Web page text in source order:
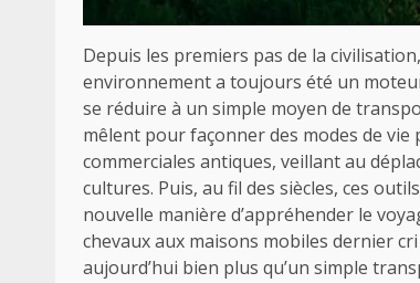
Depuis les premiers pas de la
environnement a toujours été un
se réduire à un simple moyen de
mêlent pour façonner des modes de
commerciales antiques, veillant au
cultures. Puis, au fil des siècles, ces
nouvelle manière d’appréhender le
chevaux aux maisons mobiles dernier
aujourd’hui bien plus qu’un simple